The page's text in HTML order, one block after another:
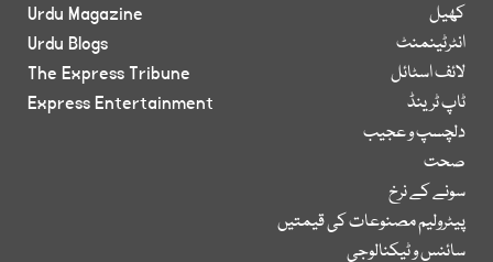
کھیل
انٹرٹینمنٹ
لائف اسٹائل
ٹاپ ٹرینڈ
دلچسپ و عجیب
صحت
سونے کے نرخ
پیٹرولیم مصنوعات کی قیمتیں
سائنس و ٹیکنالوجی
Urdu Magazine
Urdu Blogs
The Express Tribune
Express Entertainment